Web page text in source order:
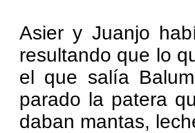
Asier y Juanjo
resultando que lo
el que salía
parado la patera
daban mantas,